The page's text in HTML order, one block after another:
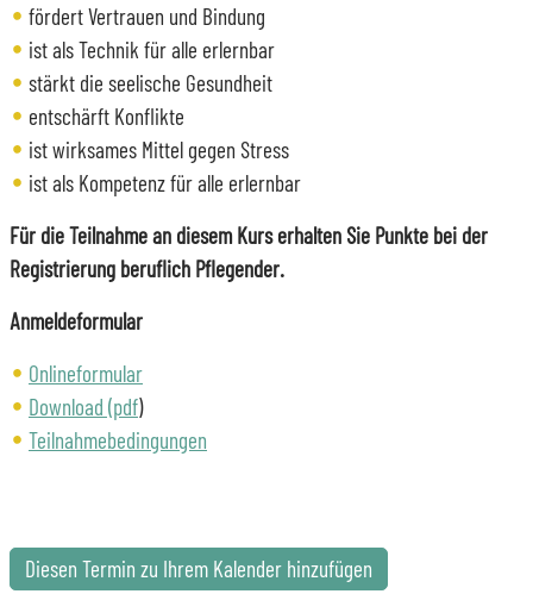
fördert Vertrauen und Bindung
ist als Technik für alle erlernbar
stärkt die seelische Gesundheit
entschärft Konflikte
ist wirksames Mittel gegen Stress
ist als Kompetenz für alle erlernbar
Für die Teilnahme an diesem Kurs erhalten Sie Punkte bei der
Registrierung beruflich Pflegender.
Anmeldeformular
Onlineformular
Download (pdf)
Teilnahmebedingungen
Diesen Termin zu Ihrem Kalender hinzufügen